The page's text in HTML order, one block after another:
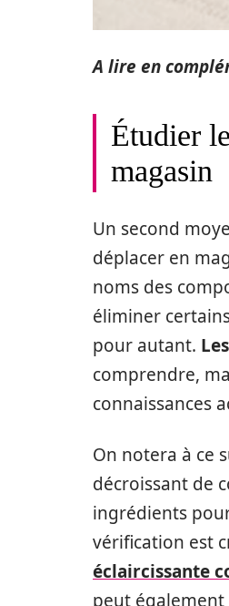
A lire en
Étudier
magasin
Un second
déplacer en
noms des
éliminer
pour autant.
comprendre,
connaissances
On notera à ce
décroissant de
ingrédients
vérification est
éclaircissante
peut également